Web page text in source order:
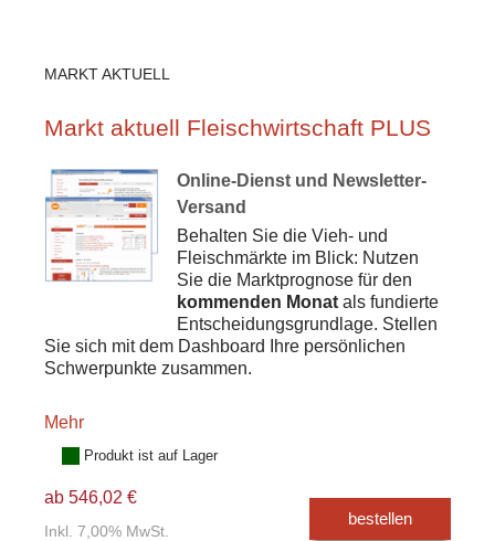
MARKT AKTUELL
Markt aktuell Fleischwirtschaft PLUS
Online-Dienst und Newsletter-
Versand
Behalten Sie die Vieh- und
Fleischmärkte im Blick: Nutzen
Sie die Marktprognose für den
kommenden Monat als fundierte
Entscheidungsgrundlage. Stellen
Sie sich mit dem Dashboard Ihre persönlichen
Schwerpunkte zusammen.
Mehr
Produkt ist auf Lager
ab 546,02 €
Inkl. 7,00% MwSt.
bestellen